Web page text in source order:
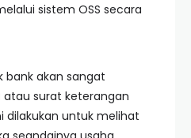
sistem OSS secara
bank akan sangat
surat keterangan
dilakukan untuk melihat